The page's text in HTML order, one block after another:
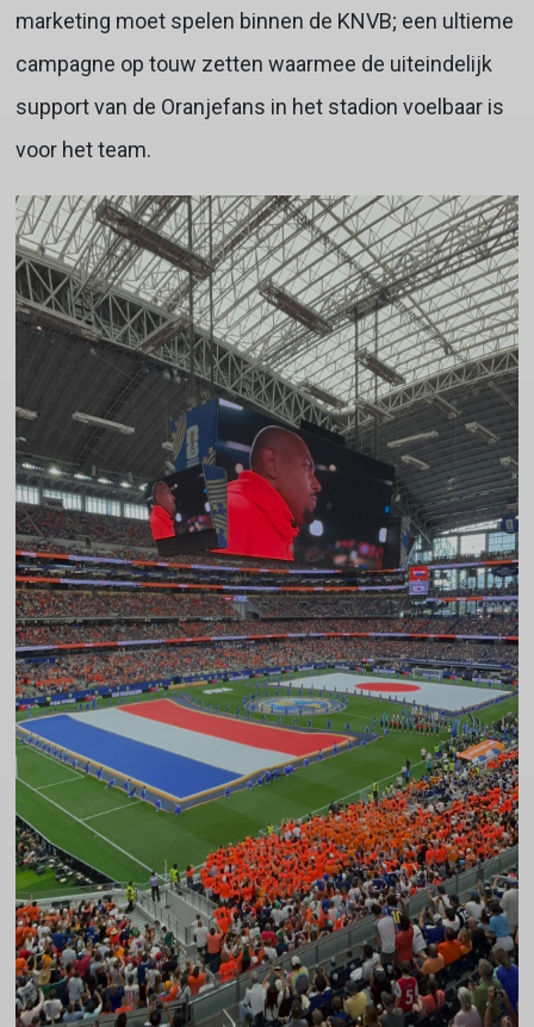
marketing moet spelen binnen de KNVB; een ultieme
campagne op touw zetten waarmee de uiteindelijk
support van de Oranjefans in het stadion voelbaar is
voor het team.